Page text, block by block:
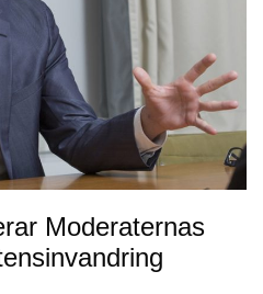
Moderaternas